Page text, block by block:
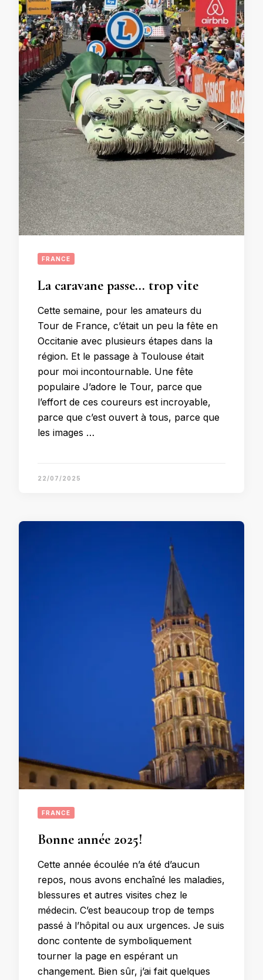
FRANCE
La caravane passe… trop vite
Cette semaine, pour les amateurs du
Tour de France, c’était un peu la fête en
Occitanie avec plusieurs étapes dans la
région. Et le passage à Toulouse était
pour moi incontournable. Une fête
populaire J’adore le Tour, parce que
l’effort de ces coureurs est incroyable,
parce que c’est ouvert à tous, parce que
les images …
22/07/2025
FRANCE
Bonne année 2025!
Cette année écoulée n’a été d’aucun
repos, nous avons enchaîné les maladies,
blessures et autres visites chez le
médecin. C’est beaucoup trop de temps
passé à l’hôpital ou aux urgences. Je suis
donc contente de symboliquement
tourner la page en espérant un
changement. Bien sûr, j’ai fait quelques